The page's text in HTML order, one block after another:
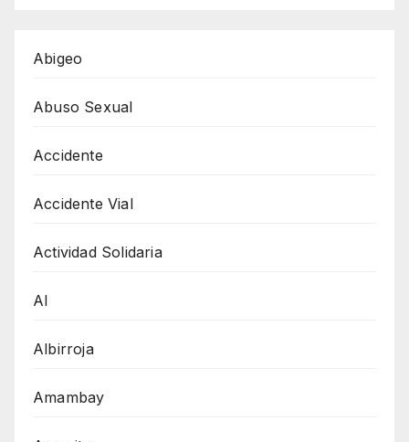
Abigeo
Abuso Sexual
Accidente
Accidente Vial
Actividad Solidaria
AI
Albirroja
Amambay